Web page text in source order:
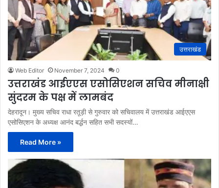
उत्तराखंड
Web Editor November 7, 2024 0
उत्तराखंड आईएएस एसोसिएशन सचिव मीनाक्षी
सुंदरम के पक्ष में लामबंद
देहरादून। मुख्य सचिव राधा रतूड़ी से गुरुवार को सचिवालय में उत्तराखंड आईएएस
एसोसिएशन के अध्यक्ष आनंद बर्द्धन सहित सभी सदस्यों…
Read More »